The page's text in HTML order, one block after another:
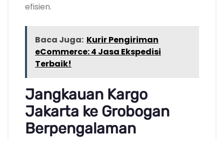
efisien.
Baca Juga: Kurir Pengiriman
eCommerce: 4 Jasa Ekspedisi
Terbaik!
Jangkauan Kargo
Jakarta ke Grobogan
Berpengalaman